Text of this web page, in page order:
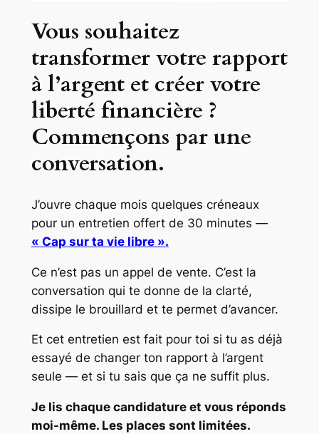
Vous souhaitez
transformer votre rapport
à l’argent et créer votre
liberté financière ?
Commençons par une
conversation.
J’ouvre chaque mois quelques créneaux
pour un entretien offert de 30 minutes —
« Cap sur ta vie libre ».
Ce n’est pas un appel de vente. C’est la
conversation qui te donne de la clarté,
dissipe le brouillard et te permet d’avancer.
Et cet entretien est fait pour toi si tu as déjà
essayé de changer ton rapport à l’argent
seule — et si tu sais que ça ne suffit plus.
Je lis chaque candidature et vous réponds
moi-même. Les places sont limitées.